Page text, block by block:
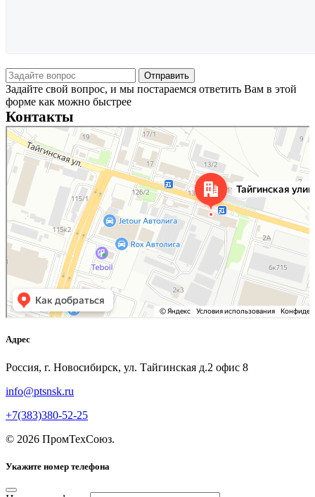
Задайте свой вопрос, и мы постараемся ответить Вам в этой
форме как можно быстрее
Контакты
Новосибирск
Тайгинская улица, 2 на карте Новосибирска — Яндекс Карты
Адрес
Россия, г. Новосибирск, ул. Тайгинская д.2 офис 8
info@ptsnsk.ru
+7(383)380-52-25
© 2026 ПромТехСоюз.
Укажите номер телефона